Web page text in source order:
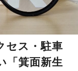
セス・駐車
「箕面新生